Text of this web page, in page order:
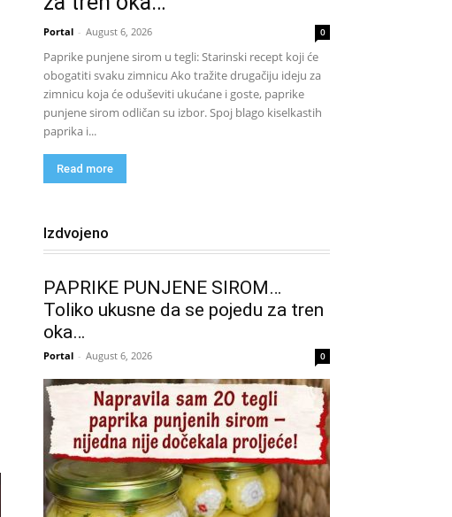
Portal - August 6, 2026 0
Paprike punjene sirom u tegli: Starinski recept koji će
obogatiti svaku zimnicu Ako tražite drugačiju ideju za
zimnicu koja će oduševiti ukućane i goste, paprike
punjene sirom odličan su izbor. Spoj blago kiselkastih
paprika i...
Read more
Izdvojeno
PAPRIKE PUNJENE SIROM…
Toliko ukusne da se pojedu za tren
oka…
Portal - August 6, 2026 0